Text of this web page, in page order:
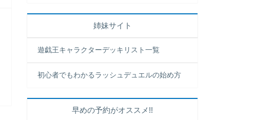
姉妹サイト
遊戯王キャラクターデッキリスト一覧
初心者でもわかるラッシュデュエルの始め方
早めの予約がオススメ!!